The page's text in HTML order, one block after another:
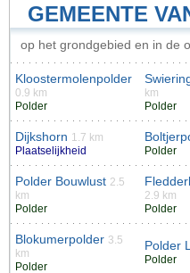
GEMEENTE
op het grondgebied en in de
Kloostermolenpolder
0.9 km
Polder
km
Polder
Dijkshorn 1.7 km
Plaatselijkheid
Polder
Polder Bouwlust 2.5
km
Polder
2.9 km
Polder
Blokumerpolder 3.5
km
Polder
Polder
Polder